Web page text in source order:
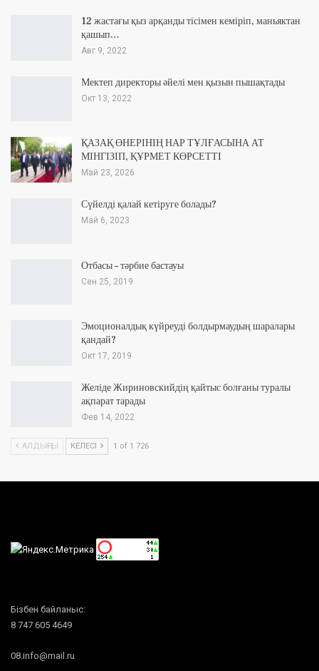
12 жастағы қыз арқанды тісімен кеміріп, маньяктан
қашып…
Авг 9, 2022
Мектеп директоры әйелі мен қызын пышақтады
Окт 13, 2022
ҚАЗАҚ ӨНЕРІНІҢ НАР ТҰЛҒАСЫНА АТ
МІНГІЗІП, ҚҰРМЕТ КӨРСЕТТІ
Май 23, 2026
Сүйелді қалай кетіруге болады?
Май 6, 2023
Отбасы – тәрбие бастауы
Сен 25, 2019
Эмоционалдық күйреуді болдырмаудың шаралары
қандай?
Окт 17, 2019
Желіде Жириновскийдің қайтыс болғаны туралы
ақпарат тарады
Фев 14, 2022
АЛДЫҢҒЫ КЕЛЕСІ 1 of 1 726
Бізбен байланыс:
8 747 605 4649
08.info@mail.ru